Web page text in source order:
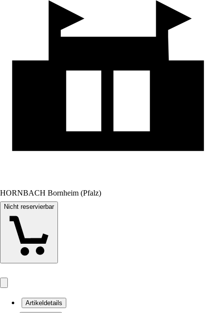
HORNBACH Bornheim (Pfalz)
Nicht reservierbar
Artikeldetails